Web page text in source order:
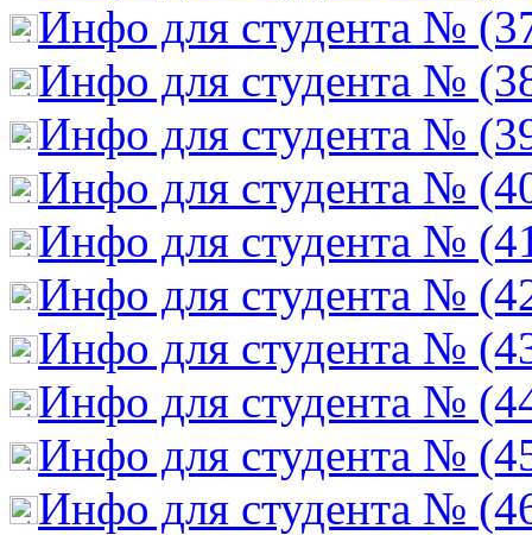
Инфо для студента №
Инфо для студента №
Инфо для студента №
Инфо для студента №
Инфо для студента №
Инфо для студента №
Инфо для студента №
Инфо для студента №
Инфо для студента №
Инфо для студента №